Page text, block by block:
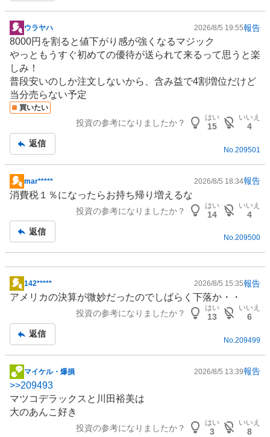
掲
示
板
記
事
ウラヤハ 2026/8/5 19:55報告
8000円を割ると値下がり感が強くなるマジック
やっともうすぐ初めての優待が送られて来るって思うと楽
しみ！
普段安いのしか注文しないから、含み益で4割増位だけど
当分売らない予定
買いたい
投資の参考になりましたか？
はい
15
いいえ
4
返信
No. 209501
掲
示
事
mar***** 2026/8/5 18:34報告
消費税１％になったらお持ち帰り増えるな
投資の参考になりましたか？
はい
14
いいえ
4
返信
No.209500
掲
示
事
142***** 2026/8/5 15:35報告
アメリカの決算が微妙だったのでしばらく下落か・・
投資の参考になりましたか？
はい
13
いいえ
6
返信
No. 209499
掲
示
板
記
マイケル・爆損 2026/8/5 13:39報告
>>209493
マツコデラックスと川田裕美は
大のあんこ好き
投資の参考になりましたか？
はい
3
いいえ
8